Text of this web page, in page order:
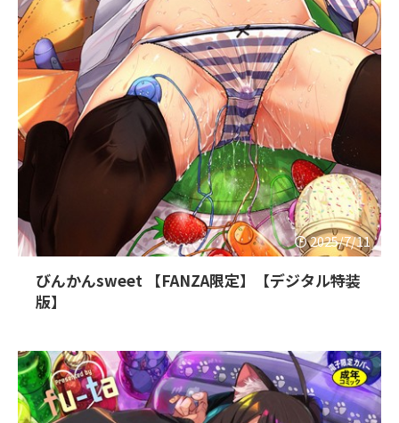
2025/7/11
びんかんsweet 【FANZA限定】【デジタル特装
版】